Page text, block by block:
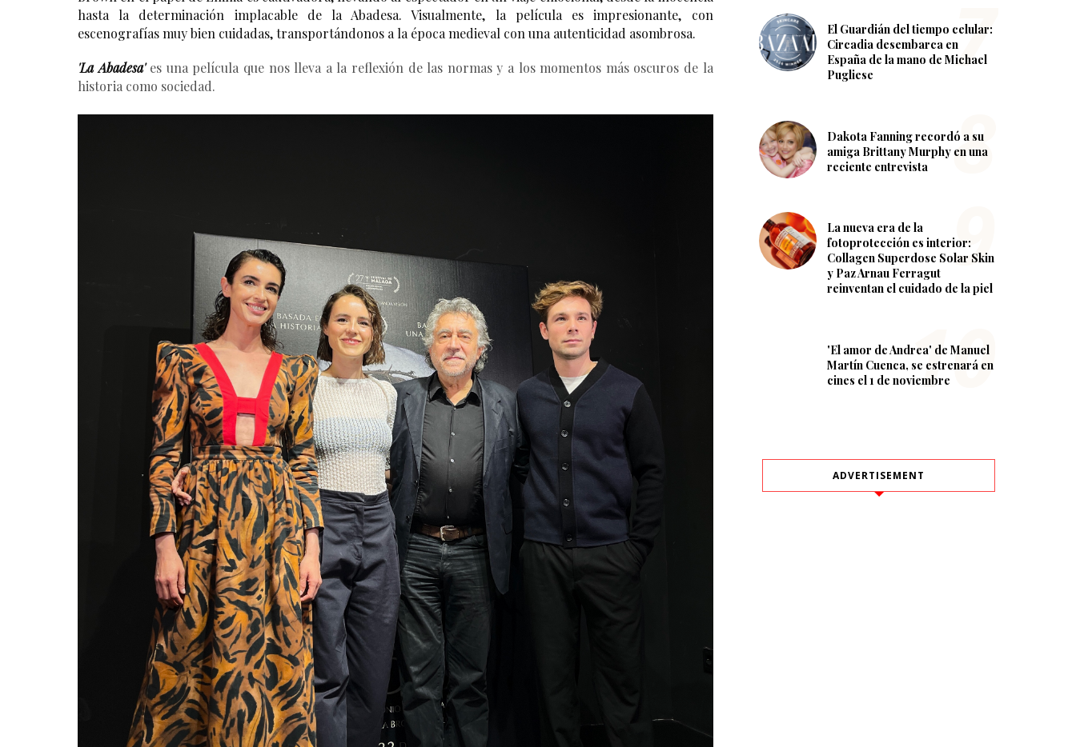
hasta la determinación implacable de la Abadesa. Visualmente, la película es
escenografías muy bien cuidadas, transportándonos a la época medieval con una autenticidad asombrosa.
'La Abadesa'es una película que nos lleva a la reflexión de las normas y a los momentos más oscuros de la
historia como sociedad.
El Guardián del tiempo celular:
Circadia desembarca en
España de la mano de Michael
Pugliese
Dakota Fanning recordó a su
amiga Brittany Murphy en una
reciente entrevista
La nueva era de la
fotoprotección es interior:
Collagen Superdose Solar Skin
y Paz Arnau Ferragut
reinventan el cuidado de la piel
'El amor de Andrea' de Manuel
Martín Cuenca, se estrenará en
cines el 1 de noviembre
ADVERTISEMENT